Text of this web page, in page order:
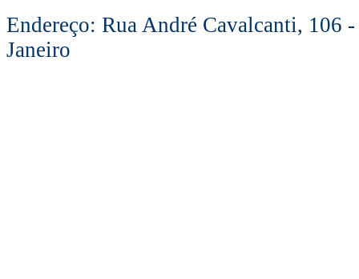
Endereço: Rua André Cavalcanti, 106
Janeiro